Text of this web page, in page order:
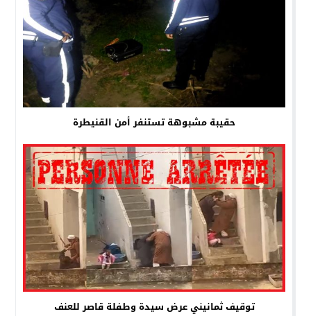
حقيبة مشبوهة تستنفر أمن القنيطرة
توقيف ثمانيني عرض سيدة وطفلة قاصر للعنف